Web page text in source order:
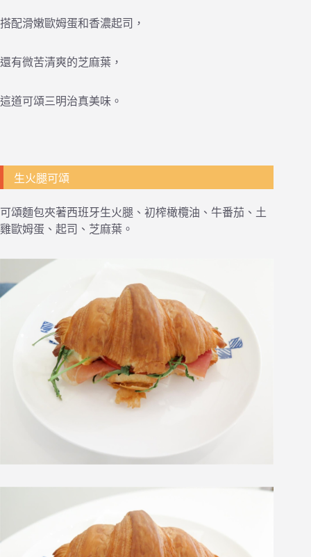
搭配滑嫩歐姆蛋和香濃起司，
還有微苦清爽的芝麻葉，
這道可頌三明治真美味。
生火腿可頌
可頌麵包夾著西班牙生火腿、初榨橄欖油、牛番茄、土
雞歐姆蛋、起司、芝麻葉。